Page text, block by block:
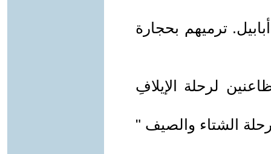
ترميهم بحجارة
لرحلة الإيلافِ
الشتاء والصيف "